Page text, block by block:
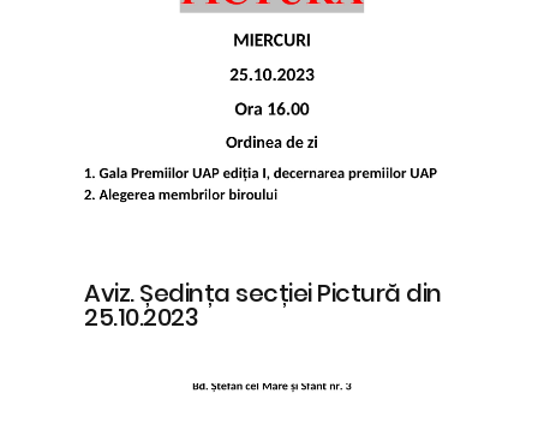
Aviz. Ședința secției Pictură din
25.10.2023